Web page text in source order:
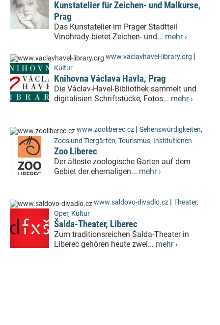
Kunstatelier für Zeichen- und Malkurse,
Prag
Das Kunstatelier im Prager Stadtteil
Vinohrady bietet Zeichen- und... mehr ›
www.vaclavhavel-library.org |
Kultur
Knihovna Václava Havla, Prag
Die Václav-Havel-Bibliothek sammelt und
digitalisiert Schriftstücke, Fotos... mehr ›
www.zooliberec.cz | Sehenswürdigkeiten,
Zoos und Tiergärten, Tourismus, Institutionen
Zoo Liberec
Der älteste zoologische Garten auf dem
Gebiet der ehemaligen... mehr ›
www.saldovo-divadlo.cz | Theater,
Oper, Kultur
Šalda-Theater, Liberec
Zum traditionsreichen Šalda-Theater in
Liberec gehören heute zwei... mehr ›